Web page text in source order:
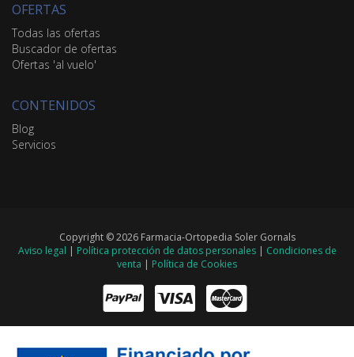
OFERTAS
Todas las ofertas
Buscador de ofertas
Ofertas 'al vuelo'
CONTENIDOS
Blog
Servicios
Copyright © 2026 Farmacia-Ortopedia Soler Gornals
Aviso legal | Política protección de datos personales| Condiciones de
venta | Política de Cookies